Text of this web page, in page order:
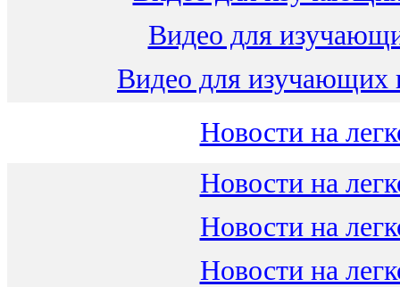
Видео для
Видео для изучающих
Новости на
Новости на
Новости на
Новости на